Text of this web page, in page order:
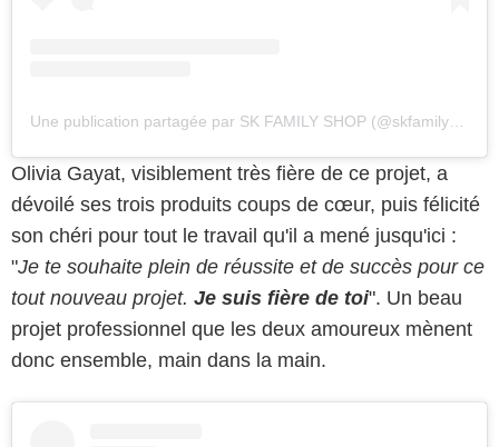
Une publication partagée par SK FAMILY SHOP (@skfamilyshop)
Olivia Gayat, visiblement très fière de ce projet, a
dévoilé ses trois produits coups de cœur, puis félicité
son chéri pour tout le travail qu'il a mené jusqu'ici :
"Je te souhaite plein de réussite et de succès pour ce
tout nouveau projet. Je suis fière de toi". Un beau
projet professionnel que les deux amoureux mènent
donc ensemble, main dans la main.